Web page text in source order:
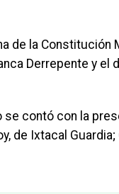
de la
Derrepente y
se contó con la
de Ixtacal